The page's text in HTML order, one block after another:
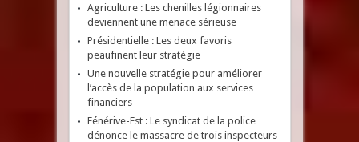
Agriculture : Les chenilles légionnaires
deviennent une menace sérieuse
Présidentielle : Les deux favoris
peaufinent leur stratégie
Une nouvelle stratégie pour améliorer
l’accès de la population aux services
financiers
Fénérive-Est : Le syndicat de la police
dénonce le massacre de trois inspecteurs